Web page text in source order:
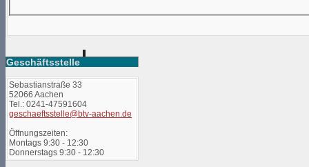
Geschäftsstelle
Sebastianstraße 33
52066 Aachen
Tel.: 0241-47591604
geschaeftsstelle@btv-aachen.de
Öffnungszeiten:
Montags 9:30 - 12:30
Donnerstags 9:30 - 12:30